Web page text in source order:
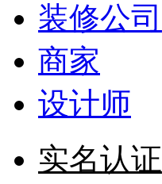
装修公司
商家
设计师
实名认证